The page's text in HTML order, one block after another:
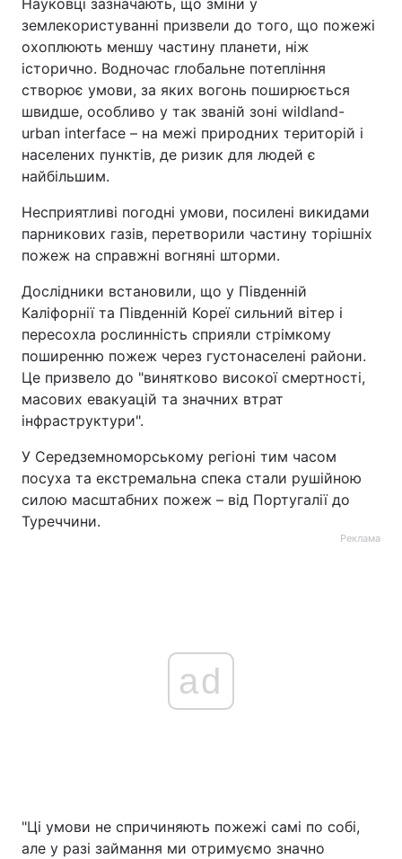
землекористуванні призвели до того, що пожежі
охоплюють меншу частину планети, ніж
історично. Водночас глобальне потепління
створює умови, за яких вогонь поширюється
швидше, особливо у так званій зоні wildland-
urban interface – на межі природних територій і
населених пунктів, де ризик для людей є
найбільшим.
Несприятливі погодні умови, посилені викидами
парникових газів, перетворили частину торішніх
пожеж на справжні вогняні шторми.
Дослідники встановили, що у Південній
Каліфорнії та Південній Кореї сильний вітер і
пересохла рослинність сприяли стрімкому
поширенню пожеж через густонаселені райони.
Це призвело до "винятково високої смертності,
масових евакуацій та значних втрат
інфраструктури".
У Середземноморському регіоні тим часом
посуха та екстремальна спека стали рушійною
силою масштабних пожеж – від Португалії до
Туреччини.
Реклама
ad
"Ці умови не спричиняють пожежі самі по собі,
але у разі займання ми отримуємо значно